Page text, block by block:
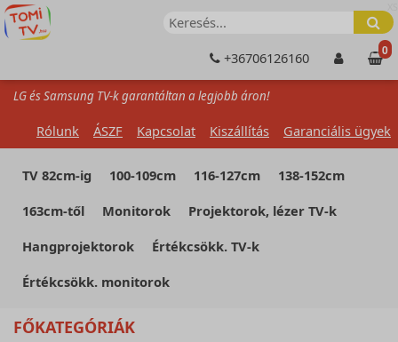
+36706126160 0
LG és Samsung TV-k garantáltan a legjobb áron!
Rólunk ÁSZF Kapcsolat Kiszállítás Garanciális ügyek
TV 82cm-ig 100-109cm 116-127cm
138-152cm
163cm-től
Monitorok
Projektorok, lézer TV-k
Hangprojektorok
Értékcsökk. TV-k
Értékcsökk. monitorok
FŐKATEGÓRIÁK